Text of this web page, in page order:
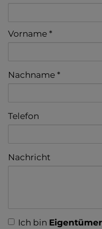
Vorname
Nachname
Telefon
Nachricht
Ich bin